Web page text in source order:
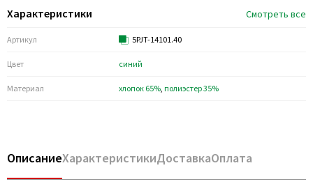
Характеристики Смотреть все
Артикул 5PJT-14101.40
Цвет синий
Материал хлопок 65%, полиэстер 35%
ОписаниеХарактеристикиДоставкаОплата